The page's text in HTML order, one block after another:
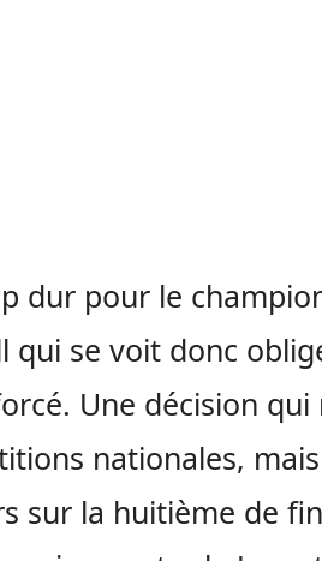
dur pour le
qui se voit donc
Une décision
nationales,
sur la huitième de